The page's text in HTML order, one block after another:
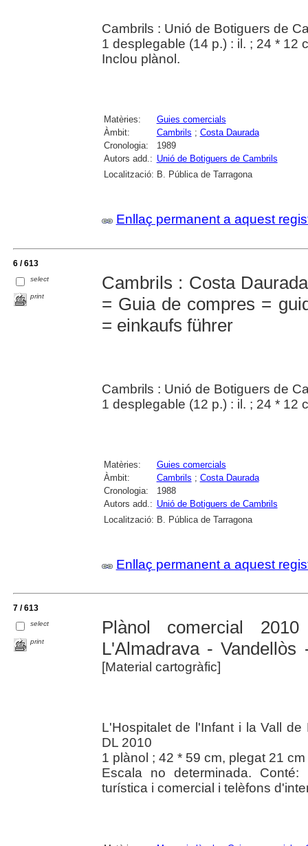
Cambrils : Unió de Botiguers de
1 desplegable (14 p.) : il. ; 24 * 12
Inclou plànol.
Matèries:
Guies comercials
Àmbit:
Cambrils ; Costa Daurada
Cronologia:
1989
Autors add.: Unió de Botiguers de Cambrils
Localització: B. Pública de Tarragona
Enllaç permanent a aquest
6 / 613
select
print
Cambrils : Costa
= Guia de compres =
= einkaufs führer
Cambrils : Unió de Botiguers de
1 desplegable (12 p.) : il. ; 24 * 12
Matèries:
Guies comercials
Àmbit:
Cambrils ; Costa Daurada
Cronologia:
1988
Autors add.: Unió de Botiguers de Cambrils
Localització: B. Pública de Tarragona
Enllaç permanent a aquest
7 / 613
select
print
Plànol comercial
L'Almadrava -
[Material cartogràfic]
L'Hospitalet de l'Infant i la Vall
DL 2010
1 plànol ; 42 * 59 cm, plegat 21 cm
Escala no determinada.
turística i comercial i telèfons